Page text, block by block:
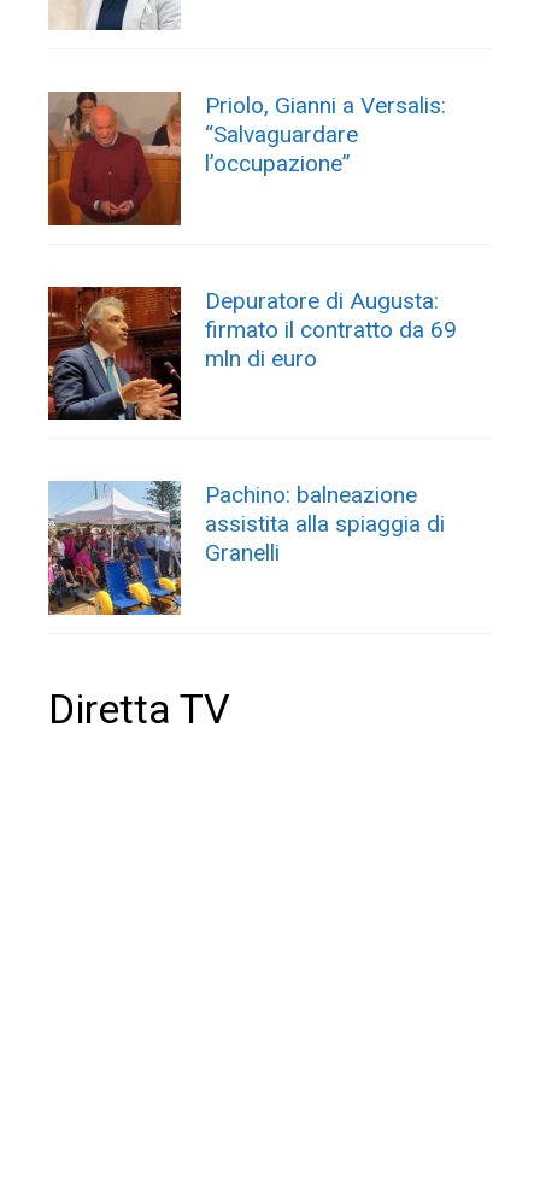
Priolo, Gianni a Versalis:
“Salvaguardare
l’occupazione”
Depuratore di Augusta:
firmato il contratto da 69
mln di euro
Pachino: balneazione
assistita alla spiaggia di
Granelli
Diretta TV